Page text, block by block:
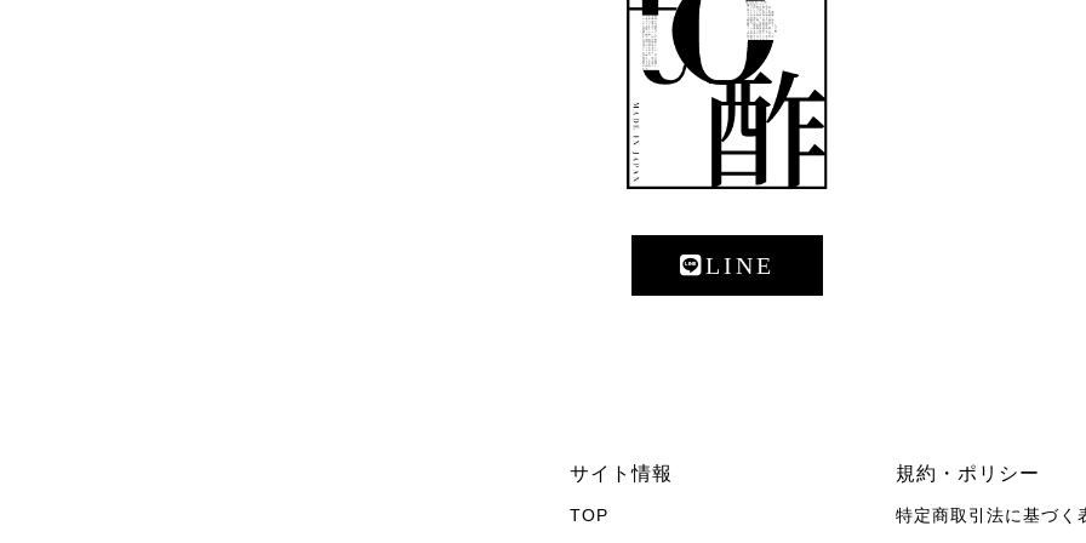
LINE
サイト情報
TOP
規約・ポリシー
特定商取引法に基づく